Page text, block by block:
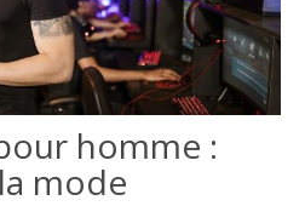
homme :
mode